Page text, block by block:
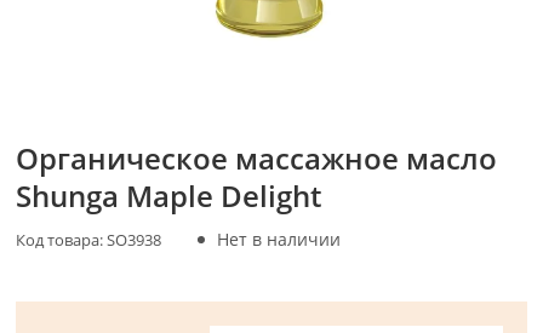
Органическое массажное масло
Shunga Maple Delight
Код товара:SO3938 Нет в наличии